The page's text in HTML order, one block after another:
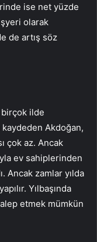
ise net yüzde
olarak
de artış söz
birçok ilde
kaydeden Akdoğan,
çok az. Ancak
ev sahiplerinden
Ancak zamlar yılda
Yılbaşında
etmek mümkün